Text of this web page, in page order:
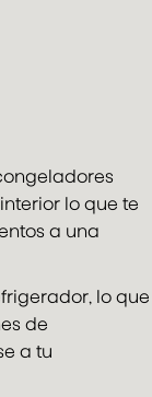
lo que te
a una
lo que
de
a tu